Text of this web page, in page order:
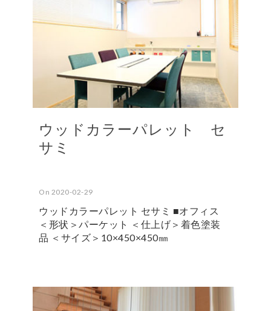
ウッドカラーパレット セ
サミ
On 2020-02-29
ウッドカラーパレット セサミ ■オフィス
＜形状＞パーケット ＜仕上げ＞着色塗装
品 ＜サイズ＞10×450×450㎜